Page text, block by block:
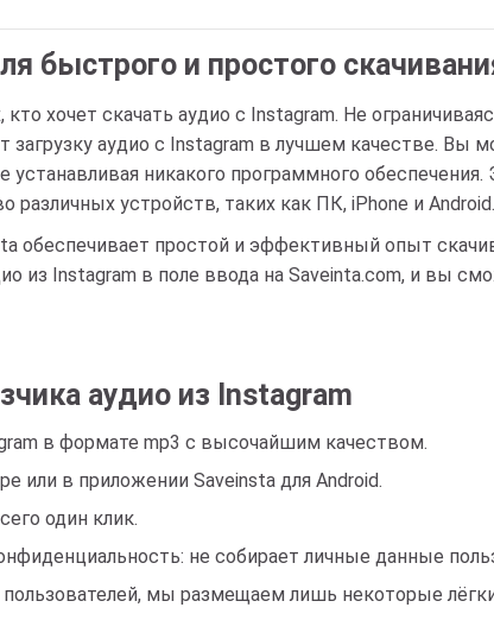
быстрого и простого
хочет скачать аудио с Instagram. Не
загрузку аудио с Instagram в лучшем качестве. Вы
устанавливая никакого программного
устройств, таких как ПК, iPhone и Android.
обеспечивает простой и эффективный опыт
из Instagram в поле ввода на Saveinta.com, и вы
аудио из Instagram
в формате mp3 с высочайшим качеством.
или в приложении Saveinsta для Android.
один клик.
не собирает личные данные
мы размещаем лишь некоторые